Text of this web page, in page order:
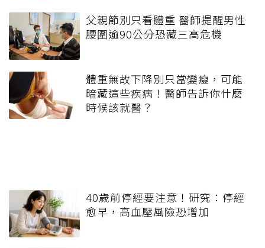
父親節別只看體重 醫師提醒男性
腰圍逾90公分恐藏三高危機
體重無故下降別只當變瘦，可能
暗藏這些疾病！醫師告訴你什麼
時候該就醫？
40歲前停經要注意！研究：停經
愈早，高血壓風險恐增加